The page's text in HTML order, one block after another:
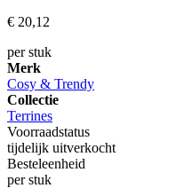
€ 20,12
per stuk
Merk
Cosy & Trendy
Collectie
Terrines
Voorraadstatus
tijdelijk uitverkocht
Besteleenheid
per stuk